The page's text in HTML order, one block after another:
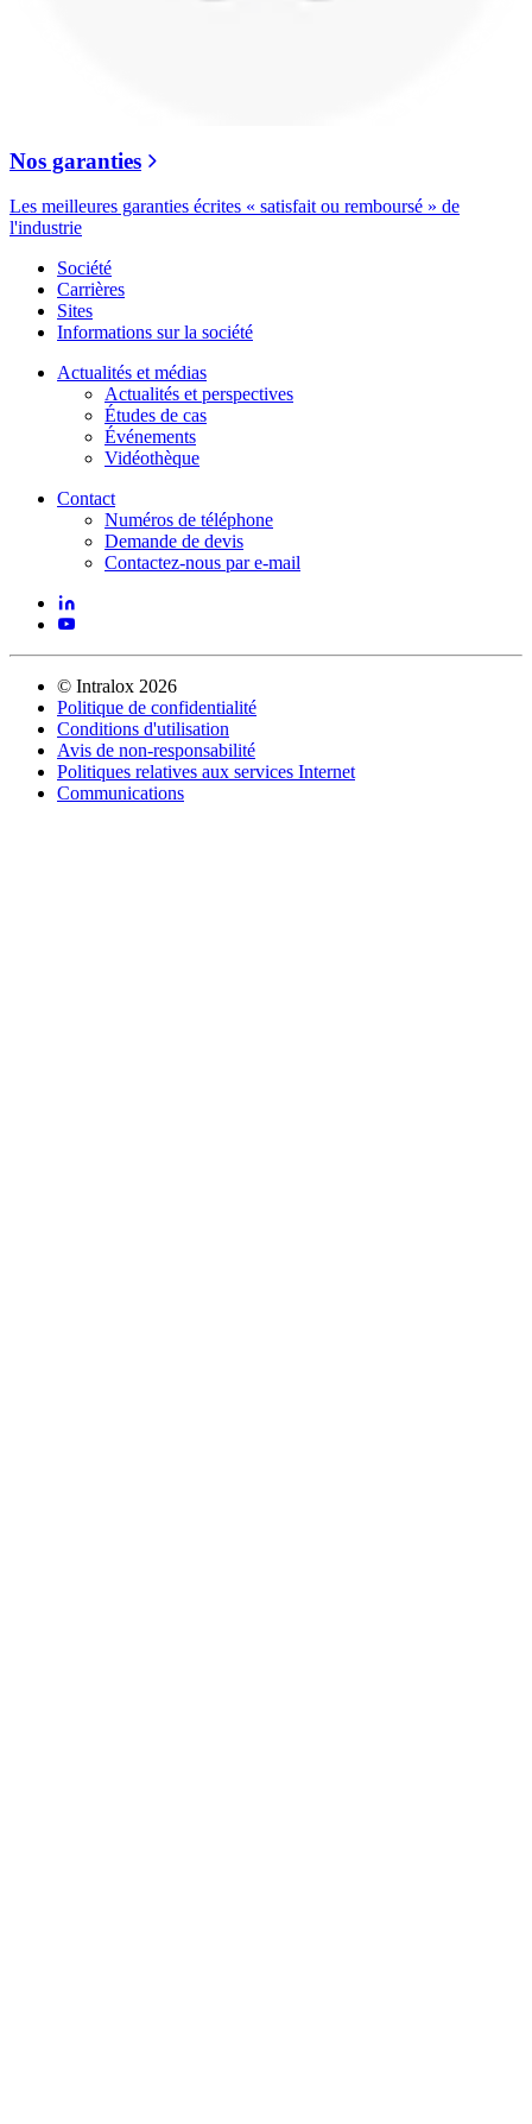
Nos garanties
Les meilleures garanties écrites « satisfait ou remboursé » de
l'industrie
Société
Carrières
Sites
Informations sur la société
Actualités et médias
Actualités et perspectives
Études de cas
Événements
Vidéothèque
Contact
Numéros de téléphone
Demande de devis
Contactez-nous par e-mail
© Intralox 2026
Politique de confidentialité
Conditions d'utilisation
Avis de non-responsabilité
Politiques relatives aux services Internet
Communications